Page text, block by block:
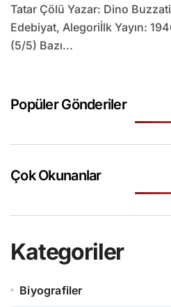
Tatar Çölü Yazar: Dino BuzzatiTür: Roman, Varoluşsal
Edebiyat, Alegoriİlk Yayın:
(5/5) Bazı...
Popüler Gönderiler
Çok Okunanlar
Kategoriler
Biyografiler